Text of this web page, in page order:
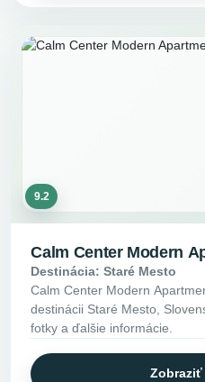
9.2
Calm Center Modern
Destinácia: Staré Mesto
Calm Center Modern
destinácii Staré Mesto,
fotky a ďalšie informácie.